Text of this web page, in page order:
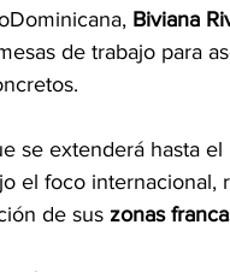
Biviana
de trabajo para
se extenderá hasta
el foco internacional,
de sus zonas